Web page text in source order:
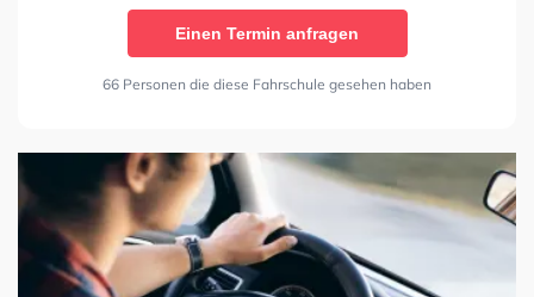
Einen Termin anfragen
66 Personen die diese Fahrschule gesehen haben